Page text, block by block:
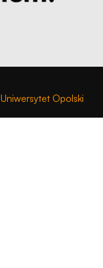
Uniwersytet Opolski